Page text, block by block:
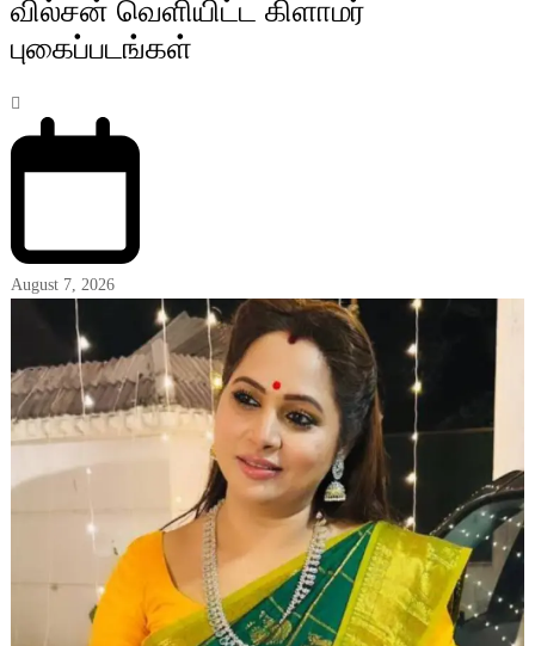
வில்சன் வெளியிட்ட கிளாமர்
புகைப்படங்கள்
August 7, 2026